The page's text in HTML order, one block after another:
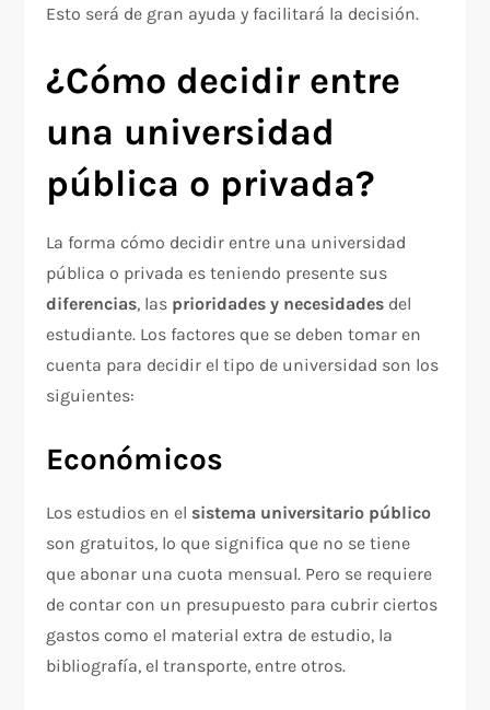
Esto será de gran ayuda y facilitará la decisión.
¿Cómo decidir entre
una universidad
pública o privada?
La forma cómo decidir entre una universidad
pública o privada es teniendo presente sus
diferencias, las prioridades y necesidades del
estudiante. Los factores que se deben tomar en
cuenta para decidir el tipo de universidad son los
siguientes:
Económicos
Los estudios en el sistema universitario público
son gratuitos, lo que significa que no se tiene
que abonar una cuota mensual. Pero se requiere
de contar con un presupuesto para cubrir ciertos
gastos como el material extra de estudio, la
bibliografía, el transporte, entre otros.